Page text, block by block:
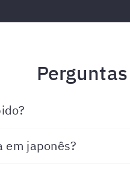
em japonês?